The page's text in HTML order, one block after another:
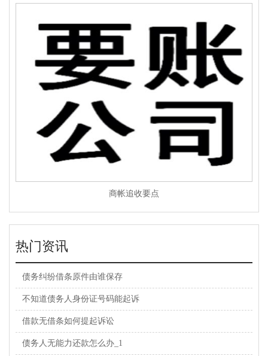
商帐追收要点
热门资讯
债务纠纷借条原件由谁保存
不知道债务人身份证号码能起诉
借款无借条如何提起诉讼
债务人无能力还款怎么办_1